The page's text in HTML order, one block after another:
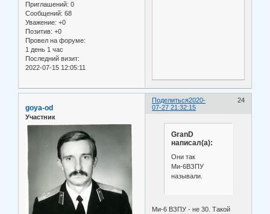
Приглашений: 0
Сообщений: 68
Уважение: +0
Позитив: +0
Провел на форуме:
1 день 1 час
Последний визит:
2022-07-15 12:05:11
Поделиться 24
2020-
07-27 21:32:15
goya-od
Участник
GranD
написал(а):
Они так
Ми-6ВЗПУ
называли.
Ми-6 ВЗПУ - не 30. Такой